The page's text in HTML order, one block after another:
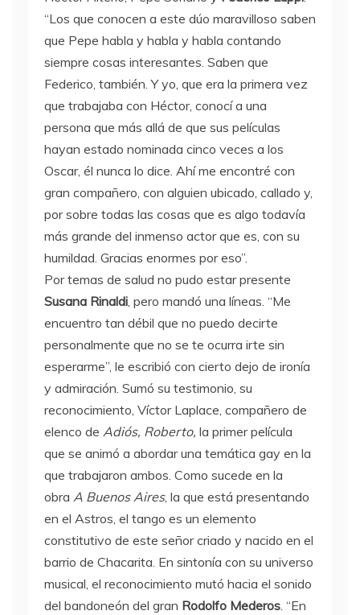
“Los que conocen a este dúo maravilloso saben
que Pepe habla y habla y habla contando
siempre cosas interesantes. Saben que
Federico, también. Y yo, que era la primera vez
que trabajaba con Héctor, conocí a una
persona que más allá de que sus películas
hayan estado nominada cinco veces a los
Oscar, él nunca lo dice. Ahí me encontré con
gran compañero, con alguien ubicado, callado y,
por sobre todas las cosas que es algo todavía
más grande del inmenso actor que es, con su
humildad. Gracias enormes por eso”.
Por temas de salud no pudo estar presente
Susana Rinaldi, pero mandó una líneas. “Me
encuentro tan débil que no puedo decirte
personalmente que no se te ocurra irte sin
esperarme”, le escribió con cierto dejo de ironía
y admiración. Sumó su testimonio, su
reconocimiento, Víctor Laplace, compañero de
elenco de Adiós, Roberto, la primer película
que se animó a abordar una temática gay en la
que trabajaron ambos. Como sucede en la
obra A Buenos Aires, la que está presentando
en el Astros, el tango es un elemento
constitutivo de este señor criado y nacido en el
barrio de Chacarita. En sintonía con su universo
musical, el reconocimiento mutó hacia el sonido
del bandoneón del gran Rodolfo Mederos. “En